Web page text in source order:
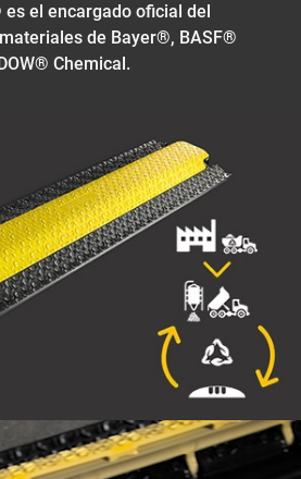
es el encargado oficial del
de Bayer®, BASF®
Chemical.